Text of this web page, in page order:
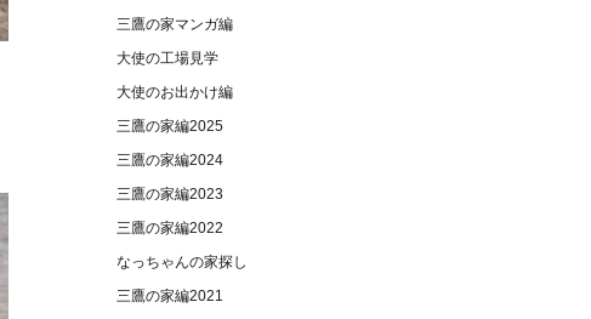
三鷹の家マンガ編
大使の工場見学
大使のお出かけ編
三鷹の家編2025
三鷹の家編2024
三鷹の家編2023
三鷹の家編2022
なっちゃんの家探し
三鷹の家編2021